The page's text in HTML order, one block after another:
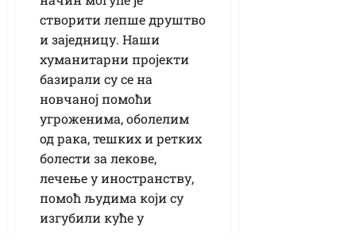
створити лепше друштво
и заједницу. Наши
хуманитарни пројекти
базирали су се на
новчаној помоћи
угроженима, оболелим
од рака, тешких и ретких
болести за лекове,
лечење у иностранству,
помоћ људима који су
изгубили куће у